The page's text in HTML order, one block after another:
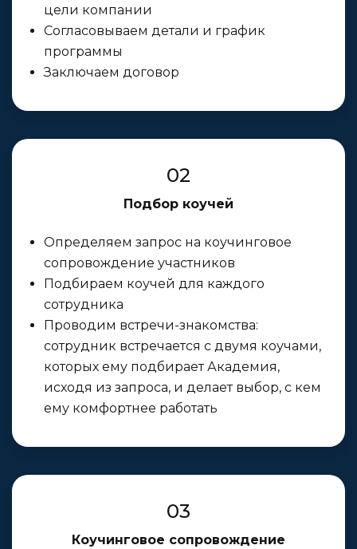
цели компании
Согласовываем детали и график
программы
Заключаем договор
02
Подбор коучей
Определяем запрос на коучинговое
сопровождение участников
Подбираем коучей для каждого
сотрудника
Проводим встречи-знакомства:
сотрудник встречается с двумя коучами,
которых ему подбирает Академия,
исходя из запроса, и делает выбор, с кем
ему комфортнее работать
03
Коучинговое сопровождение